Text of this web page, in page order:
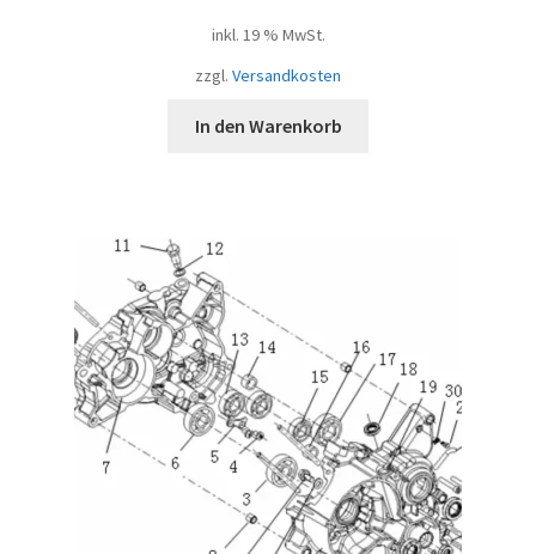
inkl. 19 % MwSt.
zzgl. Versandkosten
In den Warenkorb